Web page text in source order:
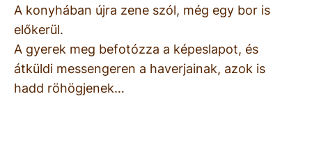
A konyhában újra zene szól, még egy bor is
előkerül.
A gyerek meg befotózza a képeslapot, és
átküldi messengeren a haverjainak, azok is
hadd röhögjenek…